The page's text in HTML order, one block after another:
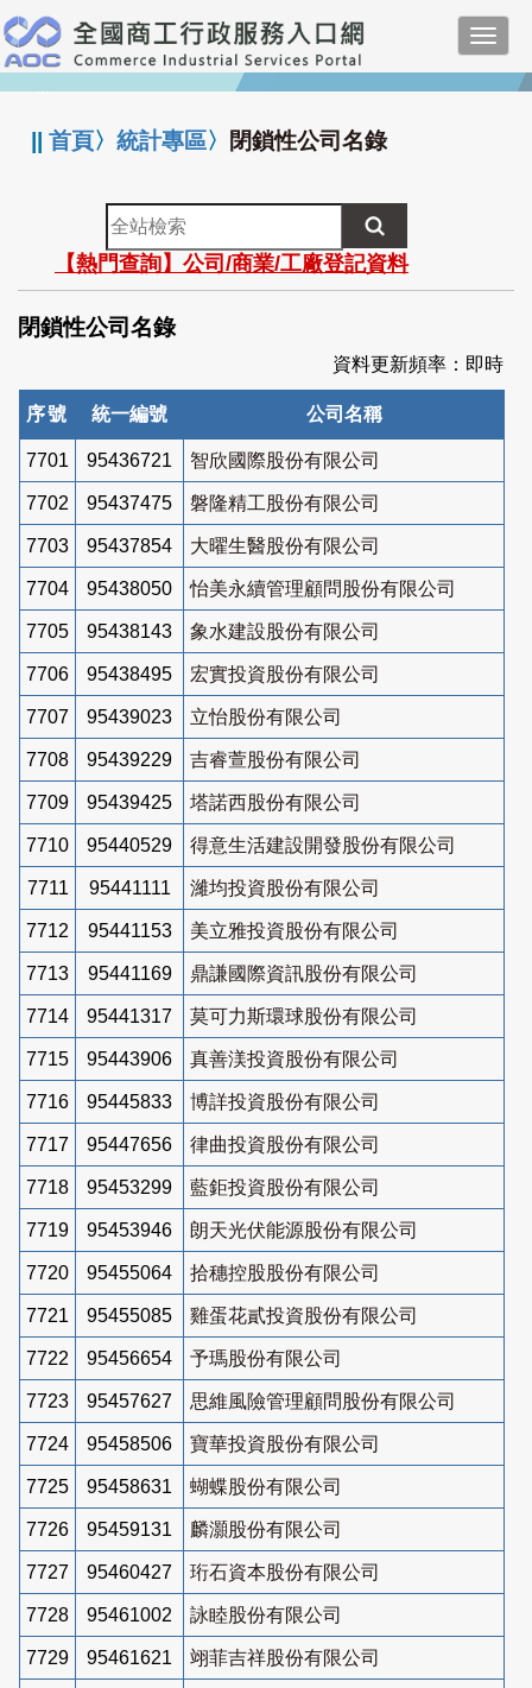
跳
到
主
要
:::
||首頁〉統計專區〉 閉鎖性公司名錄
全
站
檢
索
【熱門查詢】公司/商業/工廠登記資料
閉鎖性公司名錄
資料更新頻率：即時
序號 統一編號 公司名稱
7701 95436721 智欣國際股份有限公司
7702 95437475 磐隆精工股份有限公司
7703 95437854 大曜生醫股份有限公司
7704 95438050 怡美永續管理顧問股份有限公司
7705 95438143 象水建設股份有限公司
7706 95438495 宏實投資股份有限公司
7707 95439023 立怡股份有限公司
7708 95439229 吉睿萱股份有限公司
7709 95439425 塔諾西股份有限公司
7710 95440529 得意生活建設開發股份有限公司
7711 95441111 濰均投資股份有限公司
7712 95441153 美立雅投資股份有限公司
7713 95441169 鼎謙國際資訊股份有限公司
7714 95441317 莫可力斯環球股份有限公司
7715 95443906 真善渼投資股份有限公司
7716 95445833 博詳投資股份有限公司
7717 95447656 律曲投資股份有限公司
7718 95453299 藍鉅投資股份有限公司
7719 95453946 朗天光伏能源股份有限公司
7720 95455064 拾穗控股股份有限公司
7721 95455085 雞蛋花貳投資股份有限公司
7722 95456654 予瑪股份有限公司
7723 95457627 思維風險管理顧問股份有限公司
7724 95458506 寶華投資股份有限公司
7725 95458631 蝴蝶股份有限公司
7726 95459131 麟灝股份有限公司
7727 95460427 珩石資本股份有限公司
7728 95461002 詠睦股份有限公司
7729 95461621 翊菲吉祥股份有限公司